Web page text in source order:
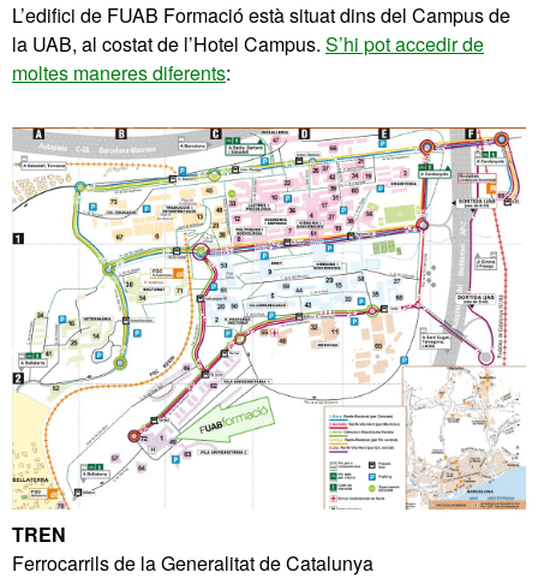
L’edifici de FUAB Formació està situat dins del Campus de
la UAB, al costat de l’Hotel Campus. S’hi pot accedir de
moltes maneres diferents:
TREN
Ferrocarrils de la Generalitat de Catalunya